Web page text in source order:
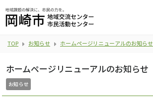
TOP お知らせ ホームページリニューアルのお知らせ
ホームページリニューアルのお知らせ
お知らせ